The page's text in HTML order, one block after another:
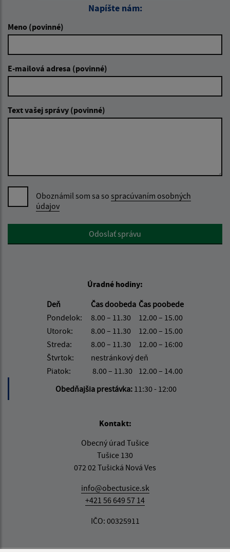
Napíšte nám:
Meno (povinné)
E-mailová adresa (povinné)
Text vašej správy (povinné)
Oboznámil som sa so spracúvaním osobných
údajov
Google reCaptcha ResponseOdoslať správu
Úradné hodiny:
Deň
Čas doobeda Čas poobede
Pondelok:
8.00 – 11.30
12.00 – 15.00
Utorok:
8.00 – 11.30
12.00 – 15.00
Streda:
8.00 – 11.30
12.00 – 16:00
Štvrtok:
nestránkový deň
Piatok:
8.00 – 11.30
12.00 – 14.00
Obedňajšia prestávka: 11:30 - 12:00
Kontakt:
Obecný úrad Tušice
Tušice 130
072 02 Tušická Nová Ves
info@obectusice.sk
+421 56 649 57 14
IČO: 00325911